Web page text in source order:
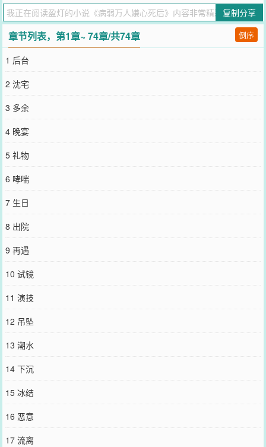
苦。直到他在一场意外事故中苏醒。一夜之间，他成了所有人眼中的
罪人，原先备受宠爱的沈家长子身份被人顶替，父亲辱骂他，母亲憎
恶他，小弟嫌弃他。大学毕业后作为艺人出道，拖着日渐衰败的身
体，拼了命的去获得认可，得到的也只有无尽的曲解和谩骂。剧组杀
青宴的一场大火里，沈陌遥在浓烟和火焰中竭力撑着弟弟，却看见赶
来的父亲接过弟弟，而后毫不犹豫地走向大哥，带着他们头也不回地
走远，没看他一眼。在熊熊烈焰中，他终于醒悟，这样的日子，早些
结束也好。于是他挣扎着来到窗边，从顶楼一跃而下。·在沈陌遥疑似
死亡的消息被大肆报道后，世界都变了样。家人们着了魔般满世界找
他，曾经的黑料被接连澄清，遭到抵制的主演电影获得各类权威大奖
提名，粉丝们哭着求他回来。后来沈陌遥竟然真的出现了。视频里，
他病容疲倦地靠在沙发上，薄唇苍白失血，神色恹恹。带来的却是自
己的退圈声明。粉丝们崩溃了。他的家人们不信邪，争相前去寻他，
扑倒在他的脚边痛哭流涕祈求他的原谅，发誓会好好爱他，他却只是
神色淡漠。“抱歉，我已经不需要了。”·两年后，沈陌遥退圈后接受的
第一个访谈中，主持人提出全世界都想知道的问题。“您为什么会决定
退圈？明明有那么多粉丝在等着您……”短短一年半，沈陌遥似乎变了
个人。身形虽依旧单薄，但不再苍白惨淡，整个人优雅矜贵，容光焕
发。“家里的小狗有点粘人，需要我照顾。”他轻咳两声，眼角含笑。
“哇，沈老师养了小狗？有空分享给大家看看可以吗？”直播间里的观
众屏息等待回答时，一双修长的手出现在镜头前，替接受采访的人披
上外套。“到时间了，回去吧。”年轻男人声音低沉磁性，轻笑揶揄
他，“刚才的话，我有听到哦。”“池，池奕珩？！”主持人手中话筒应声
落地。这三个字是世界级商业巨鳄池家的当家少主的名字。“你怎么直
接……”镜头中，沈陌遥先是错愕一瞬，耳垂很快染上一层浅粉，进而
又无奈地笑笑，亲昵靠进男人臂弯。“咳咳，如你们所见……”“这位，
是我的先生。”·那年在火场顶层的那一跳，沈陌遥曾以为是解脱。不
料，却是迎来新生。【清冷隐忍病弱美人受x占有欲超强豪门大佬攻】
封面来自@面线湖（薯）【必看阅读指南】*全员火葬场，虐渣不洗
白，家庭情况文中会说明，但请勿追究逻辑。*攻不属于火葬场，和受
是双向救赎，年下。*受哮喘+心肺差，胃也不好，身体一直很不好。
医理知识非专业，有不准确的地方请多包涵。*前期有虐，文案坠楼在
19章，之后是火葬场。后期以小情侣甜甜感情线为主。***放飞xp之
作，土狗文学，洒狗血警告！谢绝写作指导，弃文也不必告知，谢
谢。
您要是觉得《
微博微信里的朋友推荐哦！
复制分享
章节列表，第1章~ 74章/共74章 倒序
1 后台
2 沈宅
3 多余
4 晚宴
5 礼物
6 哮喘
7 生日
8 出院
9 再遇
10 试镜
11 演技
12 吊坠
13 潮水
14 下沉
15 冰结
16 恶意
17 流离